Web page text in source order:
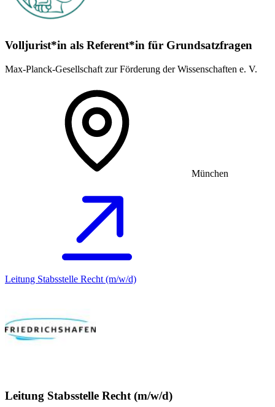
Volljurist*in als Referent*in für Grundsatz­fragen
Max-Planck-Gesellschaft zur Förderung der Wissenschaften e. V.
München
Leitung Stabsstelle Recht (m/w/d)
Leitung Stabsstelle Recht (m/w/d)